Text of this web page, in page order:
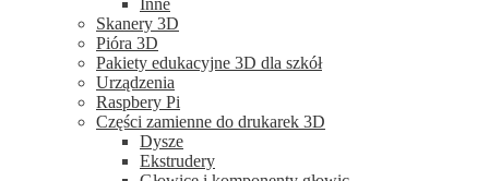
Inne
Skanery 3D
Pióra 3D
Pakiety edukacyjne 3D dla szkół
Urządzenia
Raspbery Pi
Części zamienne do drukarek 3D
Dysze
Ekstrudery